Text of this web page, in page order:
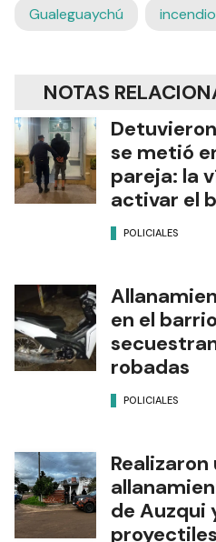
Gualeguaychú incendio
NOTAS
se metió
pareja: la
activar el
POLICIALES
en el
robadas
POLICIALES
Realizaron
de Auzqui